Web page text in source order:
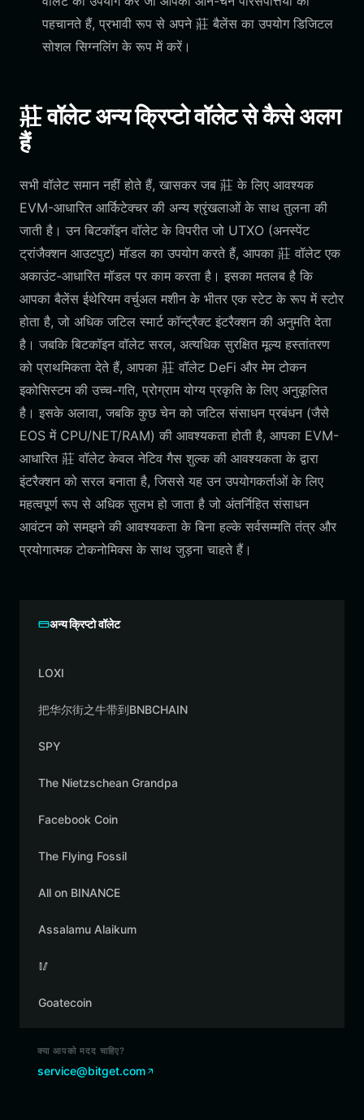
पहचानते हैं, प्रभावी रूप से अपने 莊 बैलेंस का उपयोग डिजिटल
सोशल सिग्नलिंग के रूप में करें।
莊 वॉलेट अन्य क्रिप्टो वॉलेट से कैसे अलग
हैं
सभी वॉलेट समान नहीं होते हैं, खासकर जब 莊 के लिए आवश्यक
EVM-आधारित आर्किटेक्चर की अन्य श्रृंखलाओं के साथ तुलना की
जाती है। उन बिटकॉइन वॉलेट के विपरीत जो UTXO (अनस्पेंट
ट्रांजैक्शन आउटपुट) मॉडल का उपयोग करते हैं, आपका 莊 वॉलेट एक
अकाउंट-आधारित मॉडल पर काम करता है। इसका मतलब है कि
आपका बैलेंस ईथेरियम वर्चुअल मशीन के भीतर एक स्टेट के रूप में स्टोर
होता है, जो अधिक जटिल स्मार्ट कॉन्ट्रैक्ट इंटरैक्शन की अनुमति देता
है। जबकि बिटकॉइन वॉलेट सरल, अत्यधिक सुरक्षित मूल्य हस्तांतरण
को प्राथमिकता देते हैं, आपका 莊 वॉलेट DeFi और मेम टोकन
इकोसिस्टम की उच्च-गति, प्रोग्राम योग्य प्रकृति के लिए अनुकूलित
है। इसके अलावा, जबकि कुछ चेन को जटिल संसाधन प्रबंधन (जैसे
EOS में CPU/NET/RAM) की आवश्यकता होती है, आपका EVM-
आधारित 莊 वॉलेट केवल नेटिव गैस शुल्क की आवश्यकता के द्वारा
इंटरैक्शन को सरल बनाता है, जिससे यह उन उपयोगकर्ताओं के लिए
महत्वपूर्ण रूप से अधिक सुलभ हो जाता है जो अंतर्निहित संसाधन
आवंटन को समझने की आवश्यकता के बिना हल्के सर्वसम्मति तंत्र और
प्रयोगात्मक टोकनोमिक्स के साथ जुड़ना चाहते हैं।
अन्य क्रिप्टो वॉलेट
LOXI
把华尔街之牛带到BNBCHAIN
SPY
The Nietzschean Grandpa
Facebook Coin
The Flying Fossil
All on BINANCE
Assalamu Alaikum
🥢
Goatecoin
क्या आपको मदद चाहिए?
service@bitget.com